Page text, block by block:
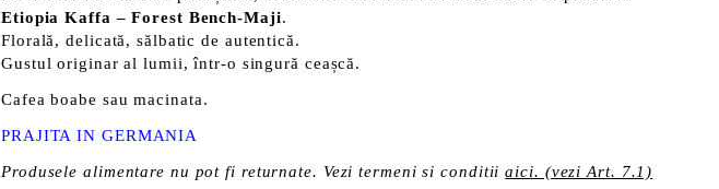
Etiopia Kaffa – Forest Bench-Maji.
Florală, delicată, sălbatic de autentică.
Gustul originar al lumii, într-o singură ceașcă.
Cafea boabe sau macinata.
PRAJITA IN GERMANIA
Produsele alimentare nu pot fi returnate. Vezi termeni si conditiiaici. (vezi Art. 7.1)